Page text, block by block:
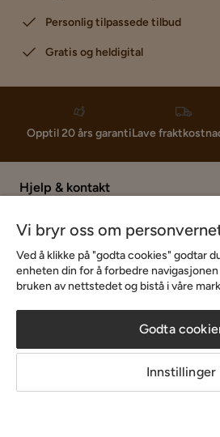
Personlig tilpassede tilbud
Gratis og heldigital
Opptil 20 års garantiLave
Hjelp & kontakt
Sortiment & tilbud
Inspirasjon
Om Chilli
Vi bryr oss om
Ved å klikke på "godta cookies" godtar
enheten din for å forbedre
bruken av nettstedet og bistå i våre
Godta
Innstillinger